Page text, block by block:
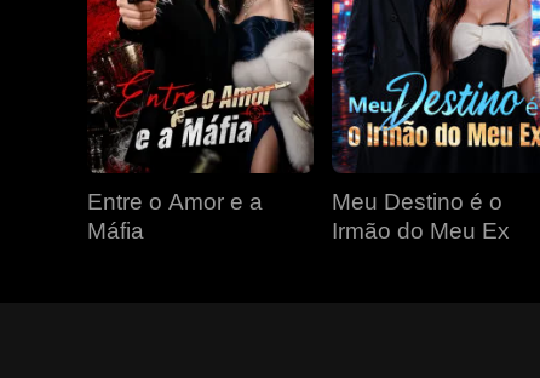
Entre o Amor e a
Máfia
Meu Destino é o
Irmão do Meu Ex